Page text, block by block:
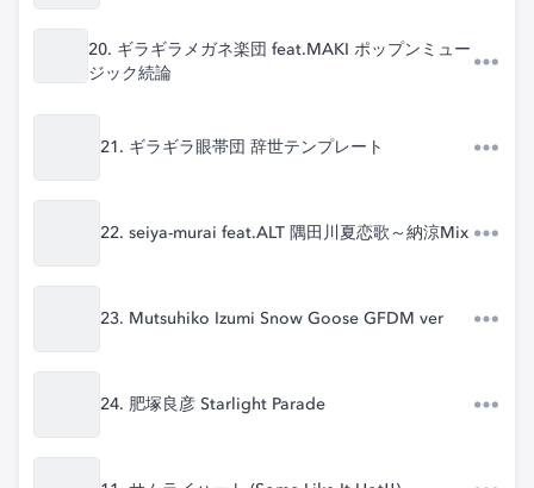
20. ギラギラメガネ楽団 feat.MAKI ポップンミュー
ジック続論
21. ギラギラ眼帯団 辞世テンプレート
22. seiya-murai feat.ALT 隅田川夏恋歌～納涼Mix
23. Mutsuhiko Izumi Snow Goose GFDM ver
24. 肥塚良彦 Starlight Parade